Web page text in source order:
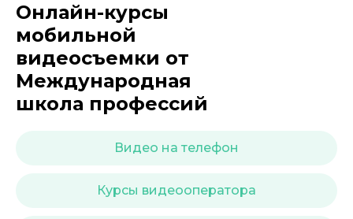
Онлайн-курсы
мобильной
видеосъемки от
Международная
школа профессий
Видео на телефон
Курсы видеооператора
Стоимость *